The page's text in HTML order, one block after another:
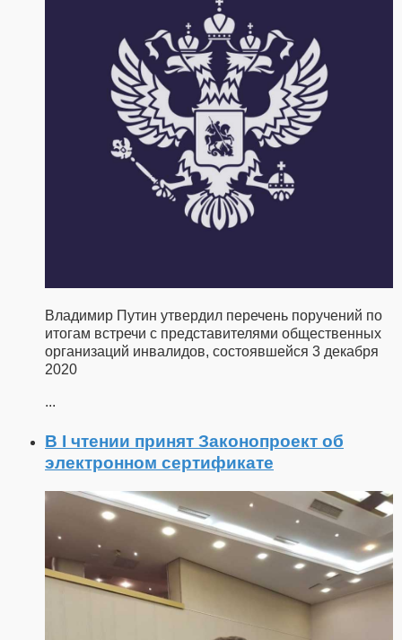
Владимир Путин утвердил перечень поручений по
итогам встречи с представителями общественных
организаций инвалидов, состоявшейся 3 декабря
2020
...
В I чтении принят Законопроект об
электронном сертификате